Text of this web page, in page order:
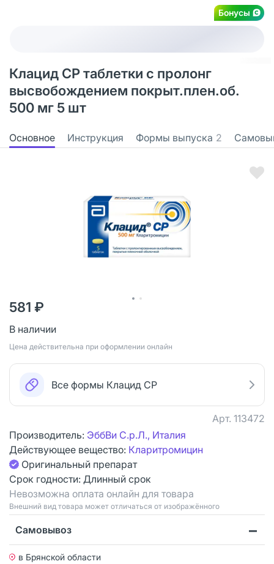
Бонусы
Клацид СР таблетки с пролонг
высвобождением покрыт.плен.об.
500 мг 5 шт
Основное Инструкция Формы выпуска 2
581 ₽
В наличии
Цена действительна при оформлении онлайн
Все формы Клацид СР
Арт. 113472
Производитель: ЭббВи С.р.Л., Италия
Действующее вещество: Кларитромицин
Оригинальный препарат
Срок годности: Длинный срок
Невозможна оплата онлайн для товара
Bнешний вид товара может отличаться от изображённого
Самовывоз
в Брянской области